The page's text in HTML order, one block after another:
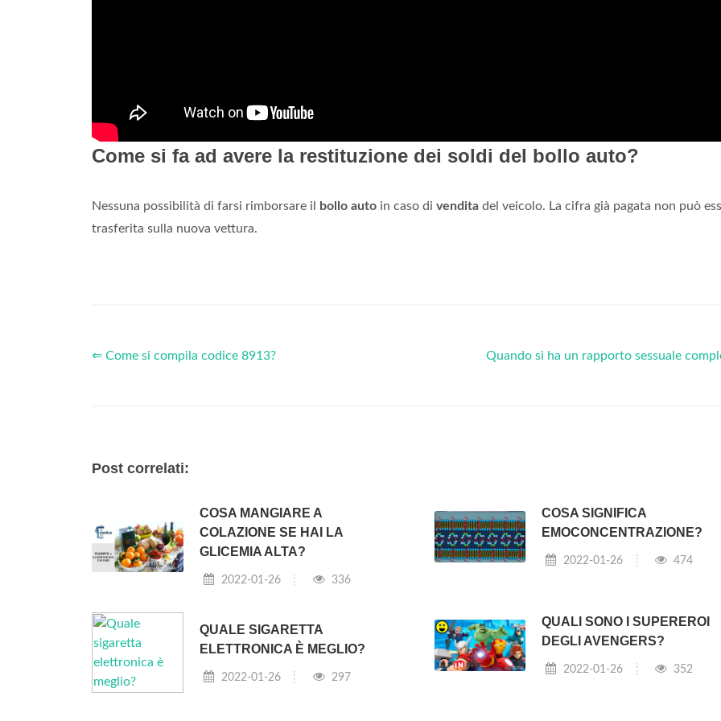
Come si fa ad avere la restituzione dei soldi del bollo auto?
Nessuna possibilità di farsi rimborsare il bollo auto in caso di vendita del veicolo. La cifra già pagata non può
trasferita sulla nuova vettura.
⇐ Come si compila codice 8913? Quando si ha un rapporto sessuale
Post correlati:
COSA MANGIARE A
COLAZIONE SE HAI LA
GLICEMIA ALTA?
2022-01-26 336
COSA SIGNIFICA
EMOCONCENTRAZIONE?
2022-01-26 474
QUALE SIGARETTA
ELETTRONICA È MEGLIO?
2022-01-26 297
QUALI SONO I SUPEREROI
DEGLI AVENGERS?
2022-01-26 352